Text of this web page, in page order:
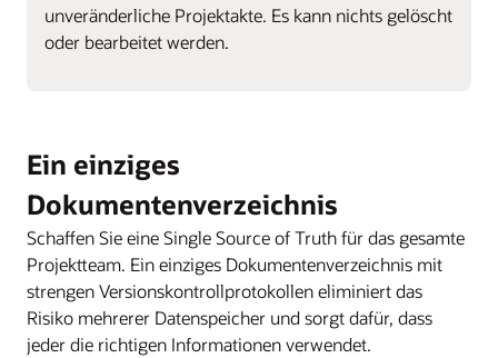
unveränderliche Projektakte. Es kann nichts gelöscht
oder bearbeitet werden.
Ein einziges
Dokumentenverzeichnis
Schaffen Sie eine Single Source of Truth für das gesamte
Projektteam. Ein einziges Dokumentenverzeichnis mit
strengen Versionskontrollprotokollen eliminiert das
Risiko mehrerer Datenspeicher und sorgt dafür, dass
jeder die richtigen Informationen verwendet.